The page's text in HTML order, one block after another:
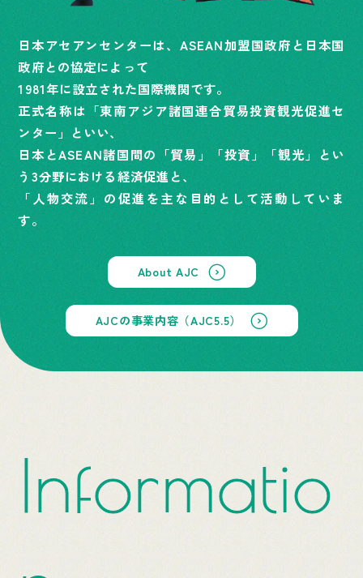
日本アセアンセンターは、ASEAN加盟国政府と日本国
政府との協定によって
1981年に設立された国際機関です。
正式名称は「東南アジア諸国連合貿易投資観光促進セ
ンター」といい、
日本とASEAN諸国間の「貿易」「投資」「観光」とい
う3分野における経済促進と、
「人物交流」の促進を主な目的として活動していま
す。
About AJC
AJCの事業内容（AJC5.5）
Informatio